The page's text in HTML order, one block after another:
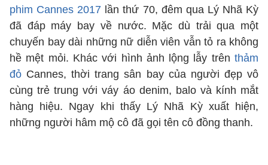
phim Cannes 2017 lần thứ 70, đêm qua Lý Nhã Kỳ
đã đáp máy bay về nước. Mặc dù trải qua một
chuyến bay dài những nữ diễn viên vẫn tỏ ra không
hề mệt mỏi. Khác với hình ảnh lộng lẫy trên thảm
đỏ Cannes, thời trang sân bay của người đẹp vô
cùng trẻ trung với váy áo denim, balo và kính mắt
hàng hiệu. Ngay khi thấy Lý Nhã Kỳ xuất hiện,
những người hâm mộ cô đã gọi tên cô đồng thanh.